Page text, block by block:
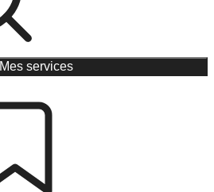
Mes services